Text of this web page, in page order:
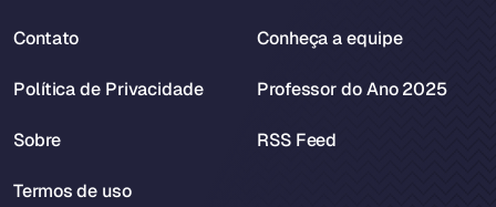
Contato
Política de Privacidade
Sobre
Termos de uso
Conheça a equipe
Professor do Ano 2025
RSS Feed